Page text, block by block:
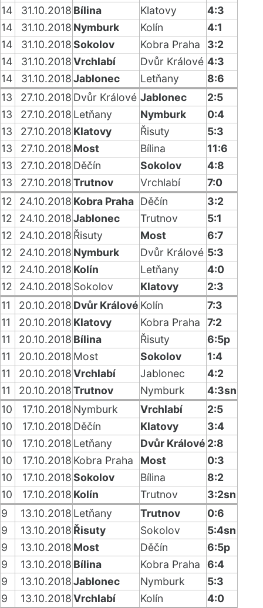
14
31.10.2018 Bílina Klatovy
4:3
14
31.10.2018 Nymburk Kolín
4:1
14
31.10.2018Sokolov Kobra Praha
3:2
14
31.10.2018Vrchlabí Dvůr Králové 4:3
14
31.10.2018Jablonec Letňany
8:6
13
27.10.2018 Dvůr Králové Jablonec
2:5
13
27.10.2018 Letňany Nymburk
0:4
13
27.10.2018 Klatovy Řisuty
5:3
13
27.10.2018 Most Bílina
11:6
13
27.10.2018 Děčín Sokolov
4:8
13
27.10.2018Trutnov Vrchlabí
7:0
12
24.10.2018 Kobra Praha Děčín
3:2
12
24.10.2018Jablonec Trutnov
5:1
12
24.10.2018 Řisuty Most
6:7
12
24.10.2018 Nymburk Dvůr Králové 5:3
12
24.10.2018 Kolín Letňany
4:0
12
24.10.2018 Sokolov Klatovy
2:3
11
20.10.2018 Dvůr Králové Kolín
7:3
11
20.10.2018 Klatovy Kobra Praha
7:2
11
20.10.2018 Bílina Řisuty
6:5p
11
20.10.2018 Most Sokolov
1:4
11
20.10.2018Vrchlabí Jablonec
4:2
11
20.10.2018Trutnov Nymburk
4:3sn
10
17.10.2018 Nymburk Vrchlabí
2:5
10
17.10.2018 Děčín Klatovy
3:4
10
17.10.2018 Letňany Dvůr Králové 2:8
10
17.10.2018 Kobra Praha Most
0:3
10
17.10.2018Sokolov Bílina
8:2
10
17.10.2018 Kolín Trutnov
3:2sn
9
13.10.2018 Letňany Trutnov
0:6
9
13.10.2018 Řisuty Sokolov
5:4sn
9
13.10.2018 Most Děčín
6:5p
9
13.10.2018 Bílina Kobra Praha
6:4
9
13.10.2018Jablonec Nymburk
5:3
9
13.10.2018Vrchlabí Kolín
4:0